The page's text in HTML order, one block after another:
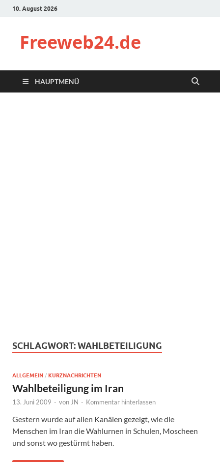
10. August 2026
Freeweb24.de
HAUPTMENÜ
SCHLAGWORT:WAHLBETEILIGUNG
ALLGEMEIN / KURZNACHRICHTEN
Wahlbeteiligung im Iran
13. Juni 2009 - von JN - Kommentar hinterlassen
Gestern wurde auf allen Kanälen gezeigt, wie die
Menschen im Iran die Wahlurnen in Schulen, Moscheen
und sonst wo gestürmt haben.